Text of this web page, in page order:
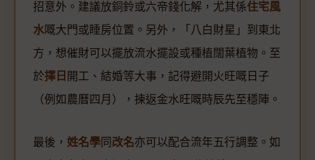
招意外。建議放銅鈴或六帝錢化解，尤其係住宅風
水嘅大門或睡房位置。另外，「八白財星」到東北
方，想催財可以擺放流水擺設或種植闊葉植物。至
於擇日 開工、結婚等大事，記得避開火旺嘅日子
（例如農曆四月），揀返金水旺嘅時辰先至穩陣。
最後， 姓名學 同 改名亦可以配合流年五行調整。如